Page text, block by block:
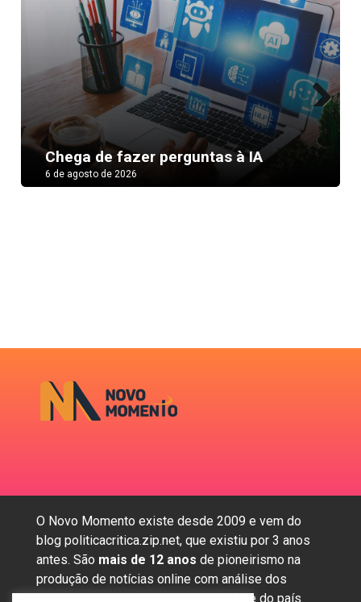
Chega de fazer perguntas à IA
6 de agosto de 2026
Next
O Novo Momento existe desde 2009 e vem do
blog politicacritica.zip.net, que existiu por 3 anos
antes. São mais de 12 anos de pioneirismo na
produção de notícias online com análise dos
assuntos mais importantes da região e do país.